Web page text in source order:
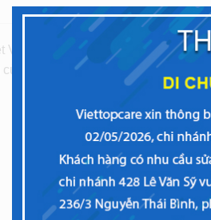
Vạn Nhất tuyển dụng vị trí GIAO
máy và tư vấn sửa chữa cho